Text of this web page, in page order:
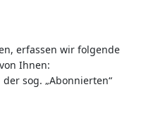
erfassen wir folgende
Ihnen:
sog. „Abonnierten“